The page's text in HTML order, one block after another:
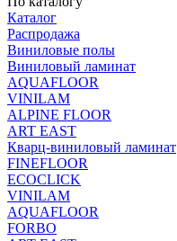
Каталог
Распродажа
Виниловые полы
Виниловый ламинат
AQUAFLOOR
VINILAM
ALPINE FLOOR
ART EAST
Кварц-виниловый ламинат
FINEFLOOR
ECOCLICK
VINILAM
AQUAFLOOR
FORBO